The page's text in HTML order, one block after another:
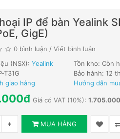
IP để bàn Yealink
GigE)
0 bình luận / Viết bình luận
(NSX): Yealink
T31G
giao hàng
Tồn kho: Còn
Bảo hành: 12
Hướng dẫn
Giá có VAT (10%):
MUA HÀNG